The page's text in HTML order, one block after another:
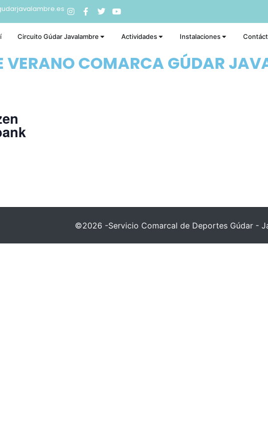
Circuito Gúdar Javalambre Actividades Instalaciones
VERANO COMARCA GÚDAR
©2026 -Servicio Comarcal de Deportes Gúdar -